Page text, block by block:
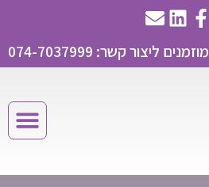
מוזמנים ליצור קשר: 074-7037999